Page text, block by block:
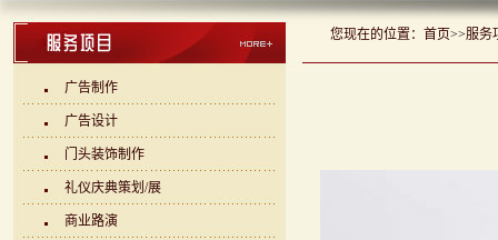
广告制作
广告设计
门头装饰制作
礼仪庆典策划/展
商业路演
您现在的位置： 首页>>服务